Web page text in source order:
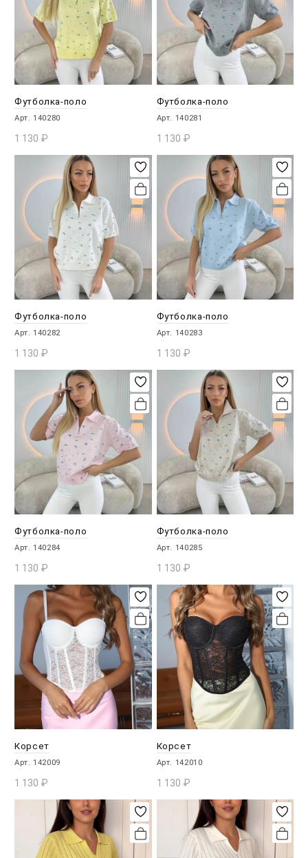
Футболка-поло
Арт. 140280
1 130 ₽
В КОРЗИНУ
Футболка-поло
Арт. 140281
1 130 ₽
В КОРЗИНУ
Футболка-поло
Арт. 140282
1 130 ₽
В КОРЗИНУ
Футболка-поло
Арт. 140283
1 130 ₽
В КОРЗИНУ
Футболка-поло
Арт. 140284
1 130 ₽
В КОРЗИНУ
Футболка-поло
Арт. 140285
1 130 ₽
В КОРЗИНУ
Корсет
Арт. 142009
1 130 ₽
В КОРЗИНУ
Корсет
Арт. 142010
1 130 ₽
В КОРЗИНУ